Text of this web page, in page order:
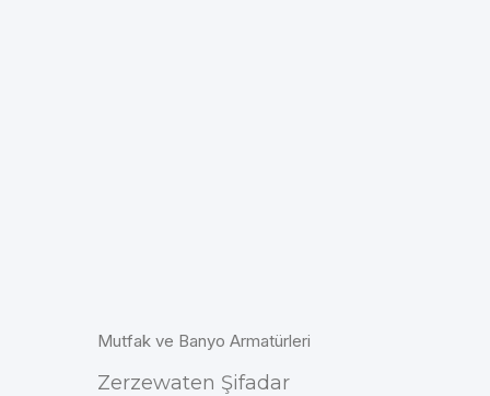
Mutfak ve Banyo Armatürleri
Zerzewaten Şifadar